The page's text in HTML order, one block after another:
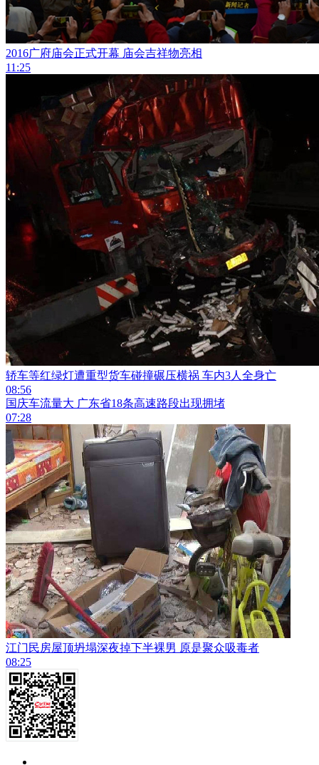
2016广府庙会正式开幕 庙会吉祥物亮相
11:25
轿车等红绿灯遭重型货车碰撞碾压横祸 车内3人全身亡
08:56
国庆车流量大 广东省18条高速路段出现拥堵
07:28
江门民房屋顶坍塌深夜掉下半裸男 原是聚众吸毒者
08:25